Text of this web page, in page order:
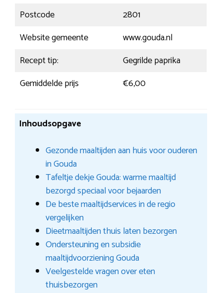
Postcode
2801
Website gemeente
www.gouda.nl
Recept tip:
Gegrilde paprika
Gemiddelde prijs
€6,00
Inhoudsopgave
Gezonde maaltijden aan huis voor ouderen
in Gouda
Tafeltje dekje Gouda: warme maaltijd
bezorgd speciaal voor bejaarden
De beste maaltijdservices in de regio
vergelijken
Dieetmaaltijden thuis laten bezorgen
Ondersteuning en subsidie
maaltijdvoorziening Gouda
Veelgestelde vragen over eten
thuisbezorgen